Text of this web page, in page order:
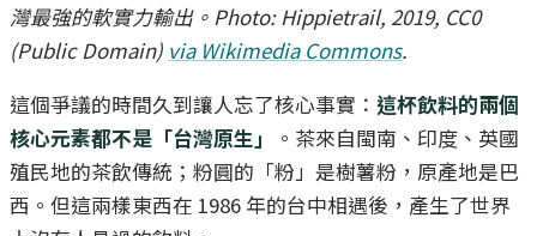
灣最強的軟實力輸出。Photo: Hippietrail, 2019, CC0
(Public Domain) via Wikimedia Commons.
這個爭議的時間久到讓人忘了核心事實： 這杯飲料的兩個
核心元素都不是「台灣原生」
。茶來自閩南、印度、英國
殖民地的茶飲傳統；粉圓的「粉」是樹薯粉，原產地是巴
西。但這兩樣東西在 1986 年的台中相遇後，產生了世界